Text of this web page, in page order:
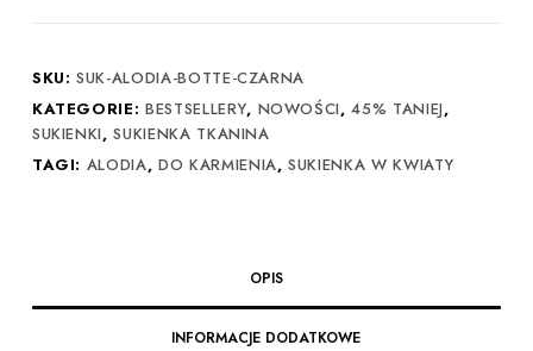
Botte
SKU:SUK-ALODIA-BOTTE-CZARNA
KATEGORIE:BESTSELLERY, NOWOŚCI,45% TANIEJ,
SUKIENKI,SUKIENKA TKANINA
TAGI: ALODIA, DO KARMIENIA,SUKIENKA W KWIATY
OPIS
INFORMACJE DODATKOWE